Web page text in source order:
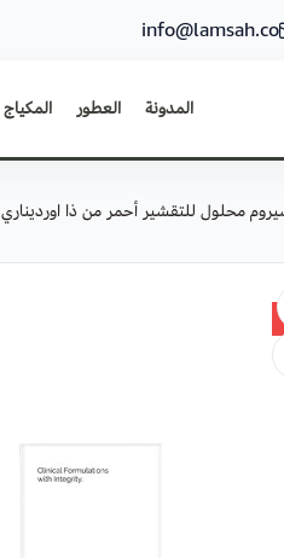
info@lamsah.co
المدونة العطور المكياج
محلول للتقشير أحمر من ذا اورديناري 30 مل